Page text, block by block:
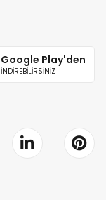
Google Play'den
İNDİREBİLİRSİNİZ